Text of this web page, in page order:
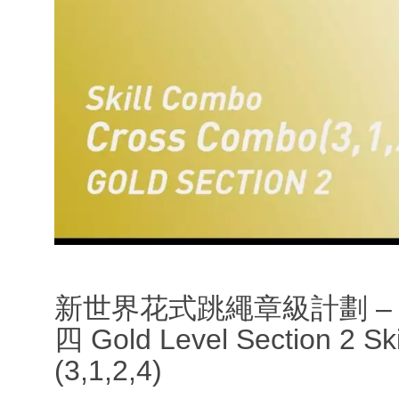
新世界花式跳繩章級計劃
四 Gold Level Section 2
(3,1,2,4)